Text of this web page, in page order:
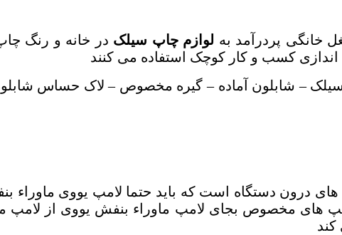
خانگی پردرآمد به لوازم چاپ سیلک در خانه و رنگ
اندازی کسب و کار کوچک استفاده می کنند
سیلک – شابلون آماده – گیره مخصوص – لاک حساس
های درون دستگاه است که باید حتما لامپ یووی
های مخصوص بجای لامپ ماوراء بنفش یووی از لامپ